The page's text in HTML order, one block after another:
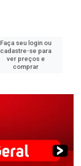
Faça seu login ou
cadastre-se para
ver preços e
comprar